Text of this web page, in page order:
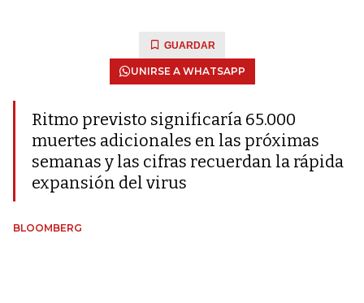
GUARDAR
UNIRSE A WHATSAPP
Ritmo previsto significaría 65.000
muertes adicionales en las próximas
semanas y las cifras recuerdan la rápida
expansión del virus
BLOOMBERG